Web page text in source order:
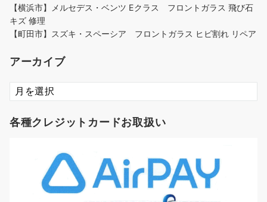
【横浜市】メルセデス・ベンツ Eクラス フロントガラス 飛び石
キズ 修理
【町田市】スズキ・スペーシア フロントガラス ヒビ割れ リペア
アーカイブ
ア
ー
イ
各種クレジットカードお取扱い